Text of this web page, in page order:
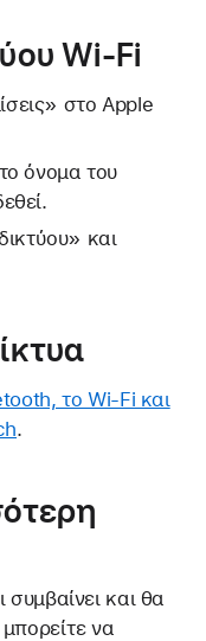
Wi-Fi
στο Apple
όνομα του
και
το Wi-Fi και
.
συμβαίνει και θα
να